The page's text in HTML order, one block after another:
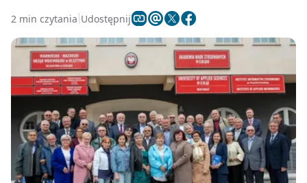
2 min czytania Udostępnij